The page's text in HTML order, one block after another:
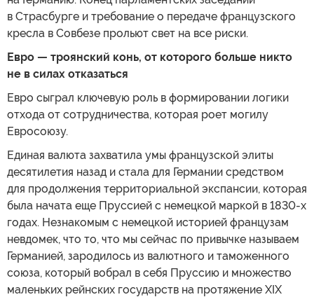
в Страсбурге и требование о передаче французского
кресла в Совбезе прольют свет на все риски.
Евро — троянский конь, от которого больше никто
не в силах отказаться
Евро сыграл ключевую роль в формировании логики
отхода от сотрудничества, которая роет могилу
Евросоюзу.
Единая валюта захватила умы французской элиты
десятилетия назад и стала для Германии средством
для продолжения территориальной экспансии, которая
была начата еще Пруссией с немецкой маркой в 1830-х
годах. Незнакомым с немецкой историей французам
невдомек, что то, что мы сейчас по привычке называем
Германией, зародилось из валютного и таможенного
союза, который вобрал в себя Пруссию и множество
маленьких рейнских государств на протяжение XIX